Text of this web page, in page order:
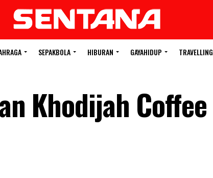
SEPAKBOLA HIBURAN GAYAHIDUP TRAVELLING
Khodijah Coffee